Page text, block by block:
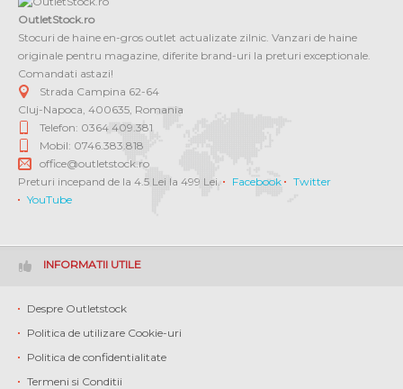
OutletStock.ro
Stocuri de haine en-gros outlet actualizate zilnic. Vanzari de haine
originale pentru magazine, diferite brand-uri la preturi exceptionale.
Comandati astazi!
Strada Campina 62-64
Cluj-Napoca 400635 Romania
Telefon: 0364 409.381
Mobil: 0746.383.818
office@outletstock.ro
Preturi incepand de la 4.5 Lei la 499 Lei.
Facebook
Twitter
YouTube
INFORMATII UTILE
Despre Outletstock
Politica de utilizare Cookie-uri
Politica de confidentialitate
Termeni si Conditii